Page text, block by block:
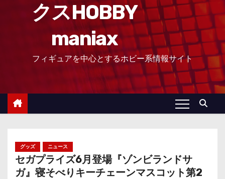
クスHOBBY
maniax
フィギュアを中心とするホビー系情報サイト
グッズ ニュース
セガプライズ6月登場『ゾンビランドサ
ガ』寝そべりキーチェーンマスコット第2